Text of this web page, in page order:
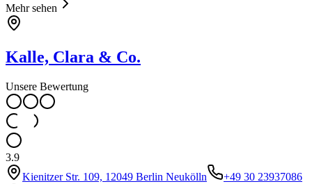
Mehr sehen
Kalle, Clara & Co.
Unsere Bewertung
3.9
Kienitzer Str. 109, 12049 Berlin Neukölln
+49 30 23937086